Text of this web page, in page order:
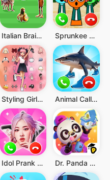
Italian Brainrot Challenges Sprunkee Prank Call & Message
Styling Girl:3D Dress Up Game Animal Call&Chat: Music Prank
Idol Prank Video Call & Chat Dr. Panda Town Tales